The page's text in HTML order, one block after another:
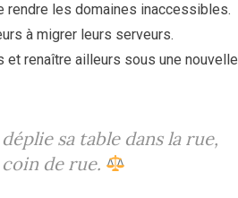
rendre les domaines inaccessibles.
à migrer leurs serveurs.
et renaître ailleurs sous une nouvelle
sa table dans la rue,
de rue.